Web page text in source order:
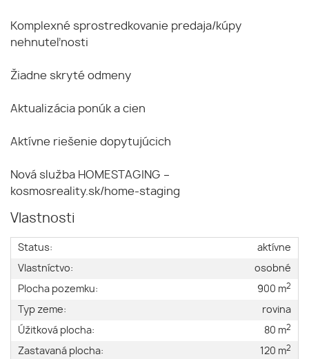
Komplexné sprostredkovanie predaja/kúpy
nehnuteľnosti
Žiadne skryté odmeny
Aktualizácia ponúk a cien
Aktívne riešenie dopytujúcich
Nová služba HOMESTAGING –
kosmosreality.sk/home-staging
Vlastnosti
Status:
aktívne
Vlastníctvo:
osobné
Plocha pozemku:
900 m2
Typ zeme:
rovina
Úžitková plocha:
80 m2
Zastavaná plocha: 120 m2